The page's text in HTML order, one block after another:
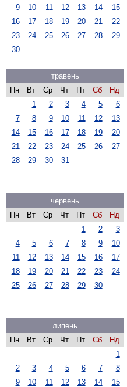
9
10 11 12 13 14
15
16
17 18 19 20 21
22
23
24 25 26 27 28
29
30
травень
Пн
Вт Ср Чт Пт Сб
Нд
1
2 3 4 5
6
7
8 9 10 11 12
13
14
15 16 17 18 19
20
21
22 23 24 25 26
27
28
29 30 31
червень
Пн
Вт Ср Чт Пт Сб
Нд
1
2
3
4
5 6 7 8 9
10
11
12 13 14 15 16
17
18
19 20 21 22 23
24
25
26 27 28 29 30
липень
Пн
Вт Ср Чт Пт Сб
Нд
1
2
3 4 5 6 7
8
9
10 11 12 13 14
15